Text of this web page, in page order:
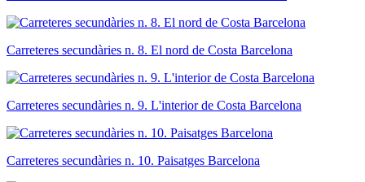
Carreteres secundàries n. 8. El nord de Costa Barcelona
Carreteres secundàries n. 9. L'interior de Costa Barcelona
Carreteres secundàries n. 10. Paisatges Barcelona